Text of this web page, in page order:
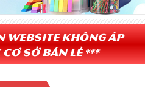
website không áp
sở bán lẻ ***